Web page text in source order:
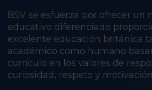
BSV se esfuerza por ofrecer un
educativo diferenciado
excelente educación británica
académico como humano
currículo en los valores de
curiosidad, respeto y